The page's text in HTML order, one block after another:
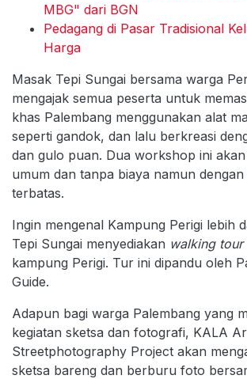
MBG" dari BGN
Pedagang di Pasar Tradisional
Harga
Masak Tepi Sungai bersama warga
mengajak semua peserta untuk
khas Palembang menggunakan alat
seperti gandok, dan lalu berkreasi
dan gulo puan. Dua workshop ini
umum dan tanpa biaya namun
terbatas.
Ingin mengenal Kampung Perigi lebih
Tepi Sungai menyediakan walking tour
kampung Perigi. Tur ini dipandu oleh
Guide.
Adapun bagi warga Palembang yang
kegiatan sketsa dan fotografi, KALA
Streetphotography Project akan
sketsa bareng dan berburu foto